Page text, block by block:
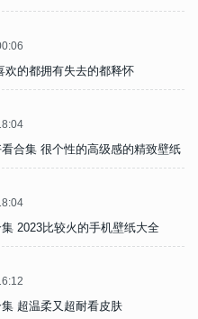
欢的都拥有失去的都释怀
合集 很个性的高级感的精致壁纸
2023比较火的手机壁纸大全
超温柔又超耐看皮肤